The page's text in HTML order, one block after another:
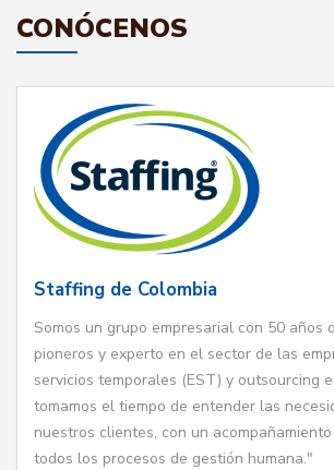
CONÓCENOS
Staffing de Colombia
Somos un grupo empresarial con 50 años
pioneros y experto en el sector de las
servicios temporales (EST) y outsourcing
tomamos el tiempo de entender las
nuestros clientes, con un
todos los procesos de gestión humana."